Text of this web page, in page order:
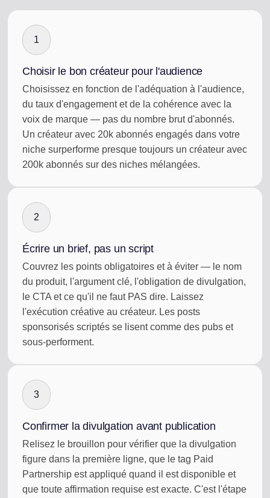
1
Choisir le bon créateur pour l'audience
Choisissez en fonction de l'adéquation à l'audience,
du taux d'engagement et de la cohérence avec la
voix de marque — pas du nombre brut d'abonnés.
Un créateur avec 20k abonnés engagés dans votre
niche surperforme presque toujours un créateur avec
200k abonnés sur des niches mélangées.
2
Écrire un brief, pas un script
Couvrez les points obligatoires et à éviter — le nom
du produit, l'argument clé, l'obligation de divulgation,
le CTA et ce qu'il ne faut PAS dire. Laissez
l'exécution créative au créateur. Les posts
sponsorisés scriptés se lisent comme des pubs et
sous-performent.
3
Confirmer la divulgation avant publication
Relisez le brouillon pour vérifier que la divulgation
figure dans la première ligne, que le tag Paid
Partnership est appliqué quand il est disponible et
que toute affirmation requise est exacte. C'est l'étape